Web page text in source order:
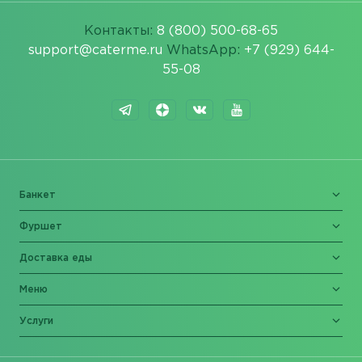
Контакты: 8 (800) 500-68-65
support@caterme.ru WhatsApp: +7 (929) 644-
55-08
Банкет
Фуршет
Доставка еды
Меню
Услуги